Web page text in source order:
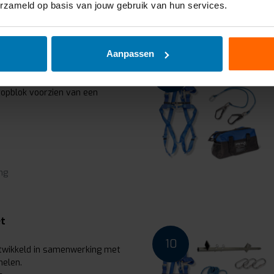
op basis van jouw gebruik van hun services.
Aanpassen
voorzien van een
8
in samenwerking met
10